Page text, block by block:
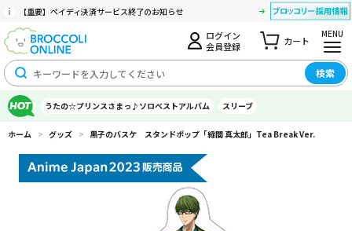
【重要】ペイディ決済サービス終了のお知らせ
ログイン
会員登録
カート
MENU
検索
うたの☆プリンスさまっ♪ソロベストアルバム スリーブ
ホーム > グッズ > 黒子のバスケ スタンドポップ「緑間 真太郎」Tea Break Ver.